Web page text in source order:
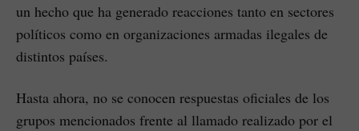
un hecho que ha generado reacciones tanto en sectores
políticos como en organizaciones armadas ilegales de
distintos países.
Hasta ahora, no se conocen respuestas oficiales de los
grupos mencionados frente al llamado realizado por el